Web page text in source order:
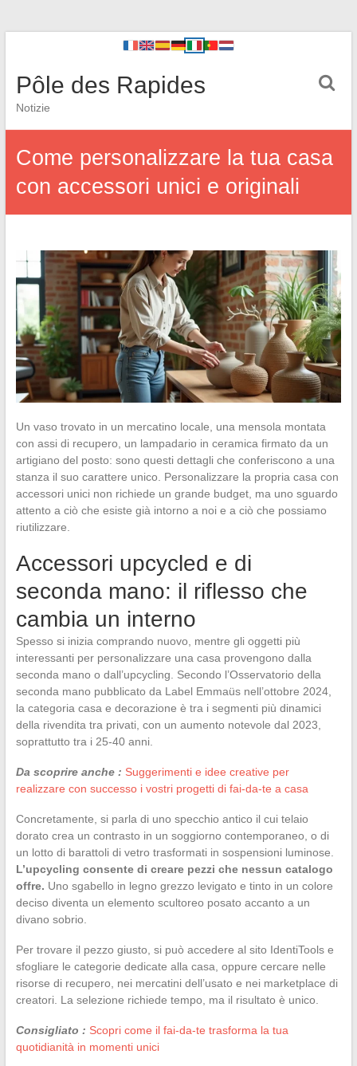
Pôle des Rapides
Notizie
Come personalizzare la tua casa
con accessori unici e originali
Un vaso trovato in un mercatino locale, una mensola montata
con assi di recupero, un lampadario in ceramica firmato da un
artigiano del posto: sono questi dettagli che conferiscono a una
stanza il suo carattere unico. Personalizzare la propria casa con
accessori unici non richiede un grande budget, ma uno sguardo
attento a ciò che esiste già intorno a noi e a ciò che possiamo
riutilizzare.
Accessori upcycled e di
seconda mano: il riflesso che
cambia un interno
Spesso si inizia comprando nuovo, mentre gli oggetti più
interessanti per personalizzare una casa provengono dalla
seconda mano o dall’upcycling. Secondo l’Osservatorio della
seconda mano pubblicato da Label Emmaüs nell’ottobre 2024,
la categoria casa e decorazione è tra i segmenti più dinamici
della rivendita tra privati, con un aumento notevole dal 2023,
soprattutto tra i 25-40 anni.
Da scoprire anche : Suggerimenti e idee creative per
realizzare con successo i vostri progetti di fai-da-te a casa
Concretamente, si parla di uno specchio antico il cui telaio
dorato crea un contrasto in un soggiorno contemporaneo, o di
un lotto di barattoli di vetro trasformati in sospensioni luminose.
L’upcycling consente di creare pezzi che nessun catalogo
offre. Uno sgabello in legno grezzo levigato e tinto in un colore
deciso diventa un elemento scultoreo posato accanto a un
divano sobrio.
Per trovare il pezzo giusto, si può accedere al sito IdentiTools e
sfogliare le categorie dedicate alla casa, oppure cercare nelle
risorse di recupero, nei mercatini dell’usato e nei marketplace di
creatori. La selezione richiede tempo, ma il risultato è unico.
Consigliato : Scopri come il fai-da-te trasforma la tua
quotidianità in momenti unici